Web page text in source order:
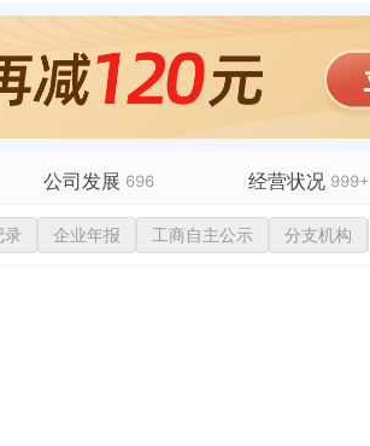
公开发明专利，申请号：CN202610249810.3 专利名称：米氏谷氨酸杆菌及其在促进植物生长和提高耐盐性中的应用 申请日期：2026-03-03 公... 全部动态
公开发明专利，申请号：CN202610643202.0 专利名称：一种药物组合物、药物制剂及应用 申请日期：2026-05-11 公开日期：2026-07-31
全部动态
公开发明专利，申请号：CN202610705689.0 专利名称：一种氧化亚锡/锡异质结薄膜的柔性温度传感器及其制备方法 申请日期：2026-05-21...
全部动态
公司发展 696 经营状况 999+
融资历史
招投标
99+
录 企业年报 工商自主公示 分支机构